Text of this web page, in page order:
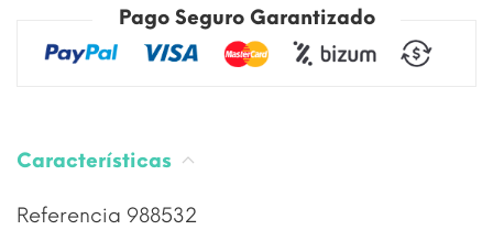
Pago Seguro Garantizado
Características
Referencia 988532